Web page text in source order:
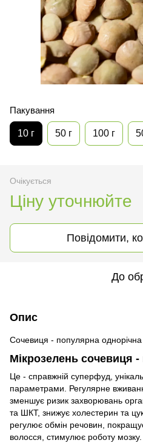
Пакування
10 г 50 г 100 г
Очікується
Ціну уточнюйте
Повідомити,
До
Опис
Сочевиця - популярна однорічна
Мікрозелень сочевиця -
Це - справжній суперфуд,
параметрами. Регулярне
зменшує ризик захворювань
та ШКТ, знижує холестерин та
регулює обмін речовин, покращує
волосся, стимулює роботу